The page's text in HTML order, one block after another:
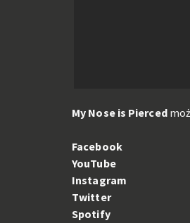
My Nose is Pierced
Facebook
YouTube
Instagram
Twitter
Spotify